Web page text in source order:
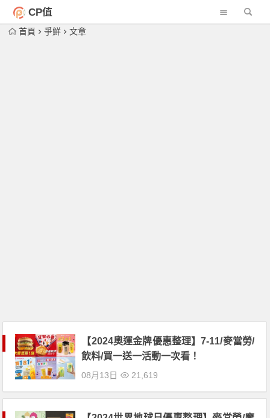
CP值
首頁 爭鮮 文章
【2024奧運金牌優惠整理】7-11/麥當勞/
飲料/買一送一活動一次看！
08月13日 21,619